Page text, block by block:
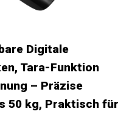
Digitale
Tara-Funktion
– Präzise
50 kg, Praktisch für